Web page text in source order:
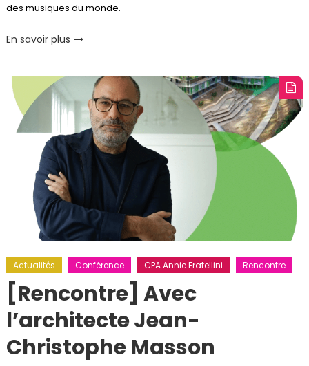
des musiques du monde.
En savoir plus
Actualités Conférence CPA Annie Fratellini Rencontre
[Rencontre] Avec
l’architecte Jean-
Christophe Masson